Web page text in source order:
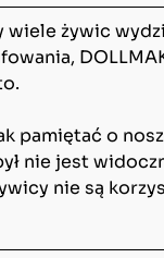
wiele żywic
pamiętać o
nie jest
nie są